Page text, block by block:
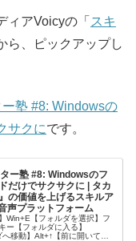
ィアVoicyの「 スキ
ら、ピックアップし
塾 #8: Windowsの
サクにです。
ー塾 #8: Windowsのフ
だけでサクサクに | タカ
の価値を上げるスキルア
声プラットフォーム
Win+E【フォルダを選択】フ
ー【フォルダに入る】
移動】Alt+↑【前に開いてい